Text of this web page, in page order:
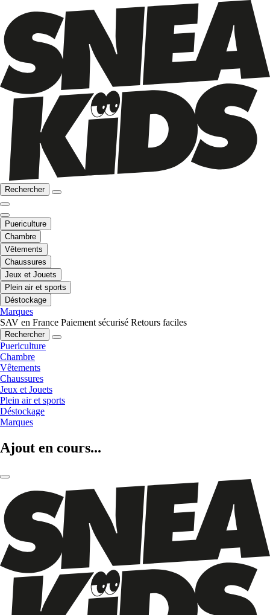
Rechercher
Puericulture
Chambre
Vêtements
Chaussures
Jeux et Jouets
Plein air et sports
Déstockage
Marques
SAV en France Paiement sécurisé Retours faciles
Rechercher
Puericulture
Chambre
Vêtements
Chaussures
Jeux et Jouets
Plein air et sports
Déstockage
Marques
Ajout en cours...